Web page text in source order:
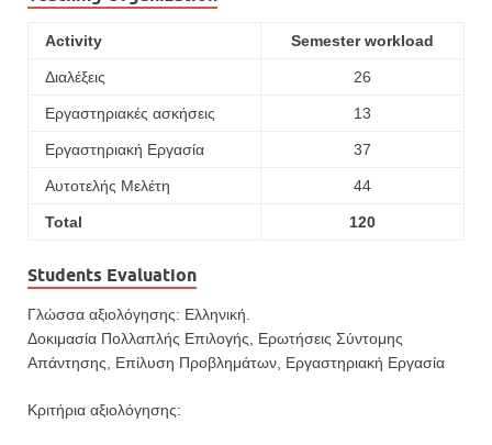
Activity Semester workload
Διαλέξεις 26
Εργαστηριακές ασκήσεις 13
Εργαστηριακή Εργασία 37
Αυτοτελής Μελέτη 44
Total 120
Students Evaluation
Γλώσσα αξιολόγησης: Ελληνική.
Δοκιμασία Πολλαπλής Επιλογής, Ερωτήσεις Σύντομης
Απάντησης, Επίλυση Προβλημάτων, Εργαστηριακή Εργασία
Κριτήρια αξιολόγησης: